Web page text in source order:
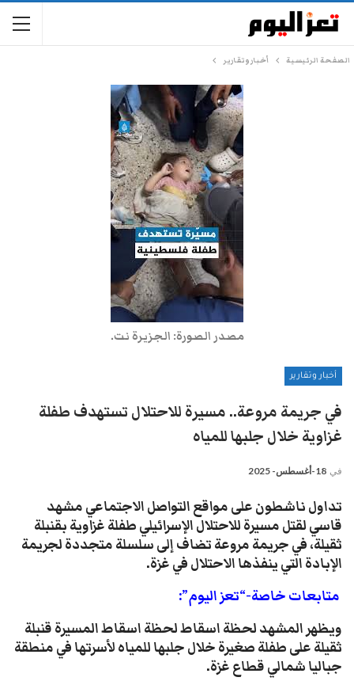
الصفحة الرئيسية أخبار وتقارير
مصدر الصورة: الجزيرة نت.
أخبار وتقارير
في جريمة مروعة.. مسيرة للاحتلال تستهدف طفلة
غزاوية خلال جلبها للمياه
في 18-أغسطس- 2025
تداول ناشطون على مواقع التواصل الاجتماعي مشهد
قاسي لقتل مسيرة للاحتلال الإسرائيلي طفلة غزاوية بقنبلة
ثقيلة، في جريمة مروعة تضاف إلى سلسلة متجددة لجريمة
الإبادة التي ينفذها الاحتلال في غزة.
متابعات خاصة-“تعز اليوم”:
ويظهر المشهد لحظة اسقاط لحظة اسقاط المسيرة قنبلة
ثقيلة على طفلة صغيرة خلال جلبها للمياه لأسرتها في منطقة
جباليا شمالي قطاع غزة.